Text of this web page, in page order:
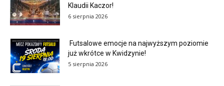
Klaudii Kaczor!
6 sierpnia 2026
Futsalowe emocje na najwyższym poziomie
już wkrótce w Kwidzynie!
5 sierpnia 2026